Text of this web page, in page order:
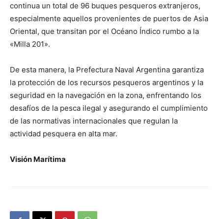
continua un total de 96 buques pesqueros extranjeros,
especialmente aquellos provenientes de puertos de Asia
Oriental, que transitan por el Océano Índico rumbo a la
«Milla 201».
De esta manera, la Prefectura Naval Argentina garantiza
la protección de los recursos pesqueros argentinos y la
seguridad en la navegación en la zona, enfrentando los
desafíos de la pesca ilegal y asegurando el cumplimiento
de las normativas internacionales que regulan la
actividad pesquera en alta mar.
Visión Marítima